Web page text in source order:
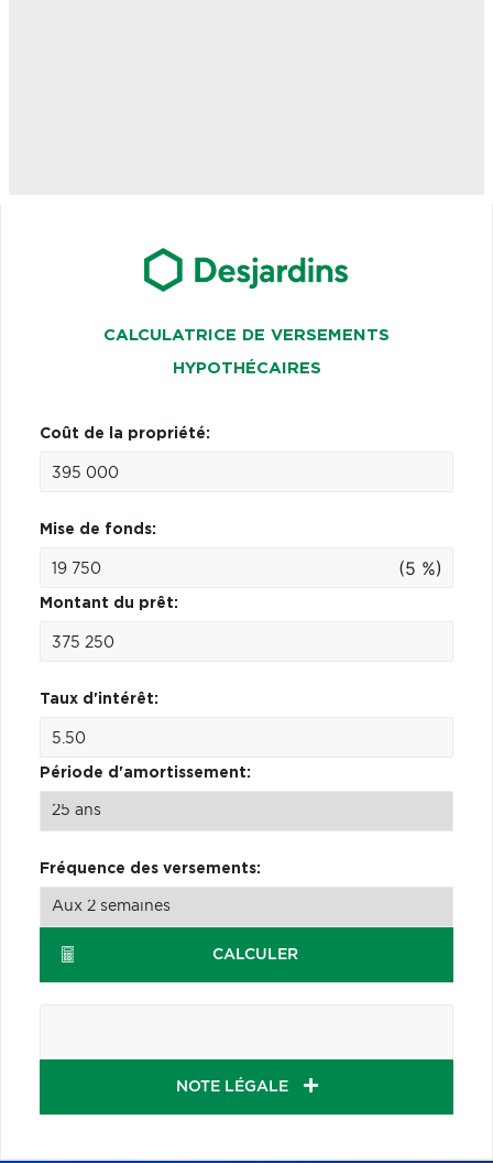
CALCULATRICE DE VERSEMENTS
HYPOTHÉCAIRES
Coût de la propriété:
Mise de fonds:
(5 %)
Montant du prêt:
Taux d'intérêt:
Période d'amortissement:
Fréquence des versements:
CALCULER
NOTE LÉGALE